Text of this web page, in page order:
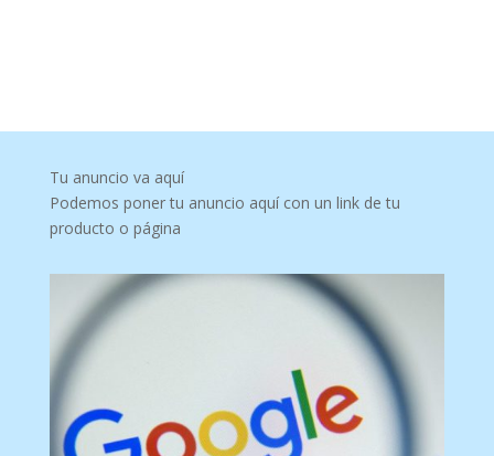
Tu anuncio va aquí
Podemos poner tu anuncio aquí con un link de tu
producto o página